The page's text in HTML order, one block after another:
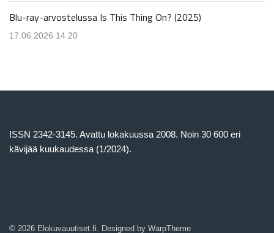
Blu-ray-arvostelussa Is This Thing On? (2025)
17.06.2026 14.20
ISSN 2342-3145. Avattu lokakuussa 2008. Noin 30 600 eri
kävijää kuukaudessa (1/2024).
© 2026 Elokuvauutiset.fi. Designed by WarpTheme